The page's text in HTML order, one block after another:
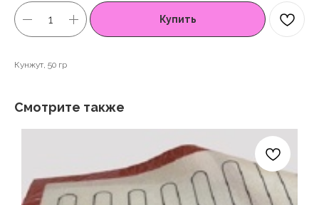
Купить
Кунжут, 50 гр
Смотрите также